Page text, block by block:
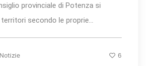
provinciale di Potenza si
secondo le proprie...
6